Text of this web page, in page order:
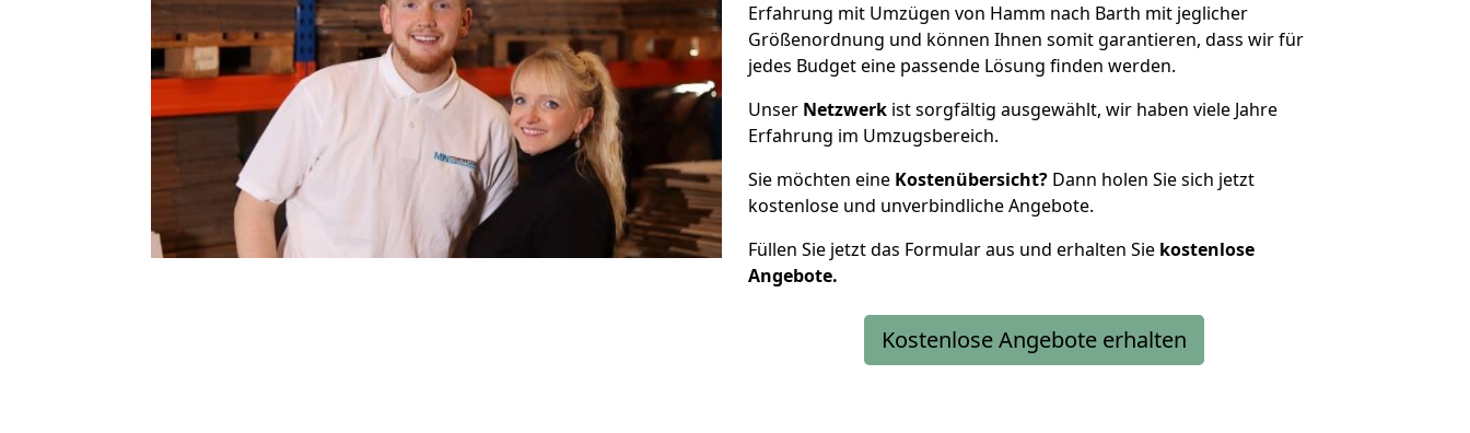
Erfahrung mit Umzügen von Hamm nach Barth mit jeglicher
Größenordnung und können Ihnen somit garantieren, dass wir für
jedes Budget eine passende Lösung finden werden.
Unser Netzwerk ist sorgfältig ausgewählt, wir haben viele Jahre
Erfahrung im Umzugsbereich.
Sie möchten eine Kostenübersicht? Dann holen Sie sich jetzt
kostenlose und unverbindliche Angebote.
Füllen Sie jetzt das Formular aus und erhalten Sie kostenlose
Angebote.
Kostenlose Angebote erhalten